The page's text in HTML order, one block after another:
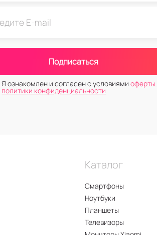
Подписаться
Я ознакомлен и согласен с условиямиоферты
политики конфиденциальности
Каталог
Смартфоны
Ноутбуки
Планшеты
Телевизоры